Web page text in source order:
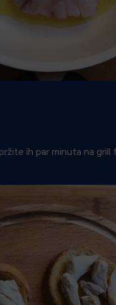
ih par minuta na